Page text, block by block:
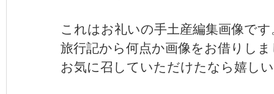
これはお礼いの手土産編集画像で
旅行記から何点か画像をお借りし
お気に召していただけたなら嬉し